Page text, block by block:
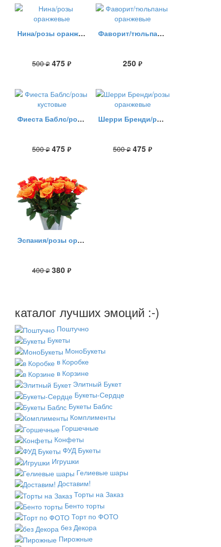
Нина/розы оранжевые
500руб. 475 руб.
Фаворит/тюльпаны оранжевые
250 руб.
Фиеста Баблс/розы кустовые
500руб. 475 руб.
Шерри Бренди/розы оранжевые
500руб. 475 руб.
Эспания/розы оранжевые
400руб. 380 руб.
каталог лучших эмоций :-)
Поштучно
Букеты
МоноБукеты
в Коробке
в Корзине
Элитный Букет
Букеты-Сердце
Букеты Баблс
Комплименты
Горшечные
Конфеты
ФУД Букеты
Игрушки
Гелиевые шары
Доставим!
Торты на Заказ
Бенто торты
Торт по ФОТО
без Декора
Пирожные